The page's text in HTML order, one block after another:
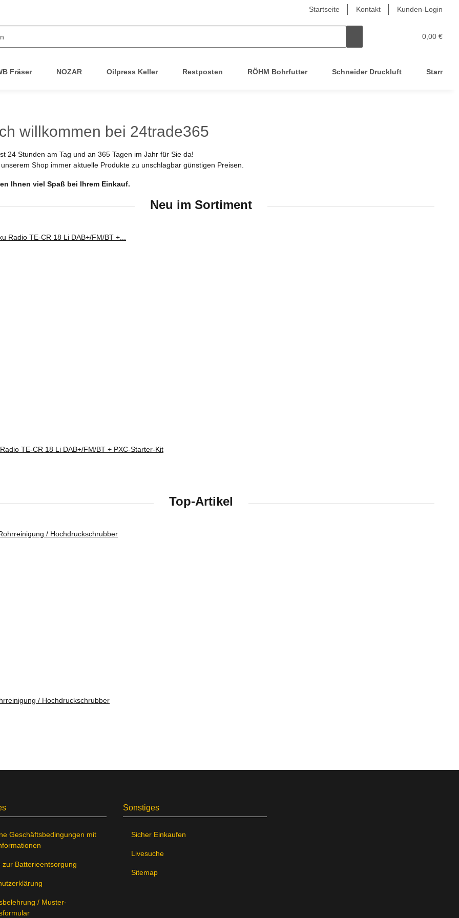
Startseite Kontakt Kunden-Login
0,00 €
Fräser NOZAR Oilpress Keller Restposten RÖHM Bohrfutter Schneider Druckluft Starmix
willkommen bei 24trade365
24 Stunden am Tag und an 365 Tagen im Jahr für Sie da!
Shop immer aktuelle Produkte zu unschlagbar günstigen Preisen.
Ihnen viel Spaß bei Ihrem Einkauf.
Neu im Sortiment
TE-CR 18 Li DAB+/FM/BT + PXC-Starter-Kit
Top-Artikel
/ Hochdruckschrubber
Geschäftsbedingungen mit
zur Batterieentsorgung
/ Muster-
Sonstiges
Sicher Einkaufen
Livesuche
Sitemap